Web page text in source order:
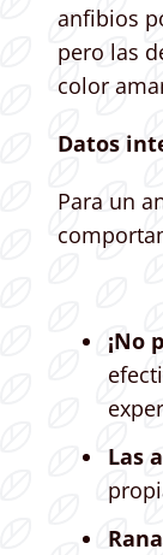
anfibios
pero las
color
Datos
Para un
¡No
Las